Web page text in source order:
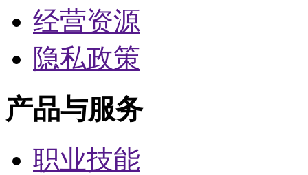
经营资源
隐私政策
产品与服务
职业技能